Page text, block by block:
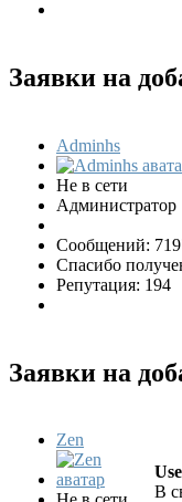
Заявки на
Adminhs
Не в сети
Администратор
Сообщений:
Спасибо
Репутация: 194
Заявки на
Zen
В